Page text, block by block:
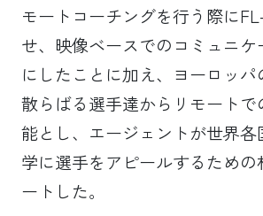
モートコーチングを行う際に
せ、映像ベースでのコミュニ
にしたことに加え、ヨーロッ
散らばる選手達からリモート
能とし、エージェントが世界
学に選手をアピールするため
ートした。